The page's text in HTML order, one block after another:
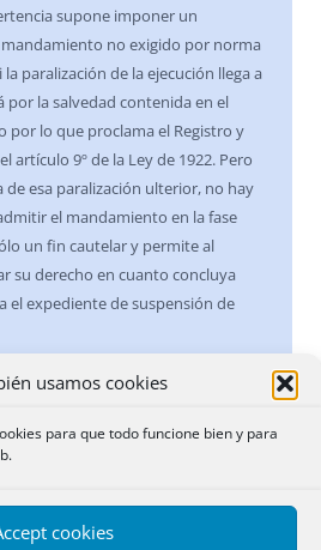
usamos cookies
para que todo funcione bien y para
cookies
supone imponer un
no exigido por norma
paralización de la ejecución llega a
por la salvedad contenida en el
por lo que proclama el Registro y
artículo 9º de la Ley de 1922. Pero
de esa paralización ulterior, no hay
el mandamiento en la fase
un fin cautelar y permite al
su derecho en cuanto concluya
el expediente de suspensión de
por créditos no preferentes,
marcada por la Resolución de 20 de
Dirección considera posible practicar